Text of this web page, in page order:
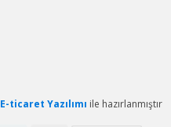
E-ticaret Yazılımı ile hazırlanmıştır